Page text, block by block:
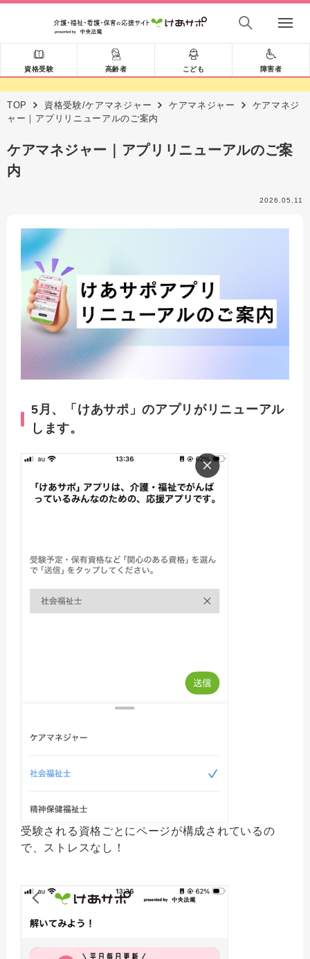
資格受験 高齢者 こども 障害者
TOP 資格受験/ケアマネジャー ケアマネジャー
ケアマネジ
ャー｜アプリリニューアルのご案内
ケアマネジャー｜アプリリニューアルのご案
内
2026.05.11
5月、「けあサポ」のアプリがリニューアル
します。
受験される資格ごとにページが構成されているの
で、ストレスなし！